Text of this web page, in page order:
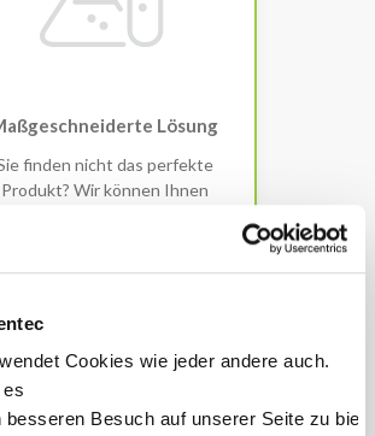
Cookies wie jeder andere auch.
besseren Besuch auf unserer Seite zu
Lösung
finden nicht das perfekte
Produkt? Wir können Ihnen